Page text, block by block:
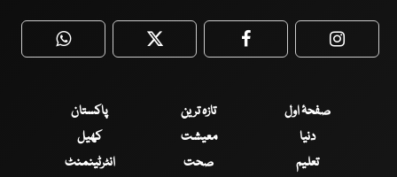
WhatsApp Twitter Facebook
صفحۂ اول تازہ ترین
پاکستان
دنیا
معیشت
کھیل
تعلیم
صحت
انٹرٹینمنٹ